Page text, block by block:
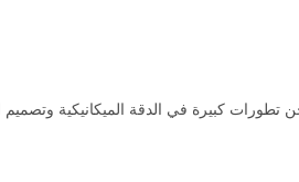
كبيرة في الدقة الميكانيكية وتصميم